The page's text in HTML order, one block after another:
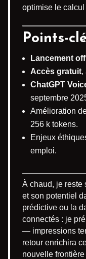
optimise le calcul
Points-
Lancement
Accès gratuit,
ChatGPT
septembre
Amélioration
256 k tokens.
Enjeux
emploi.
À chaud, je reste
et son potentiel
prédictive ou la
connectés : je
— impressions
retour enrichira
nouvelle